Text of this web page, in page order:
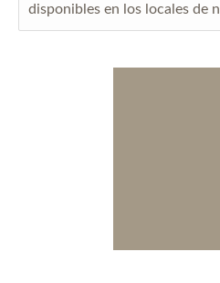
disponibles en los locales de